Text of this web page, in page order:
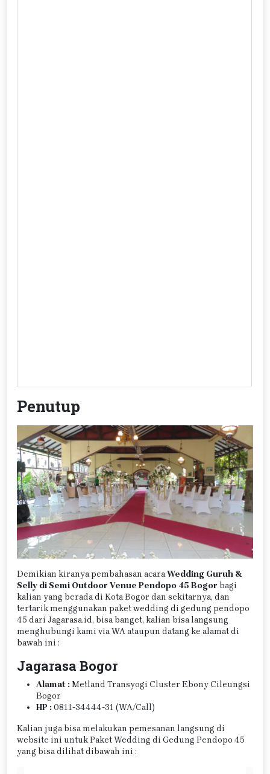
Penutup
Demikian kiranya pembahasan acaraWedding Guruh &
Selly di Semi Outdoor Venue Pendopo 45 Bogorbagi
kalian yang berada di Kota Bogor dan sekitarnya, dan
tertarik menggunakan paket wedding di gedung pendopo
45 dari Jagarasa.id, bisa banget, kalian bisa langsung
menghubungi kami via WA ataupun datang ke alamat di
bawah ini :
Jagarasa Bogor
Alamat :Metland Transyogi Cluster Ebony Cileungsi
Bogor
HP :0811-34444-31 (WA/Call)
Kalian juga bisa melakukan pemesanan langsung di
website ini untuk Paket Wedding di Gedung Pendopo 45
yang bisa dilihat dibawah ini :